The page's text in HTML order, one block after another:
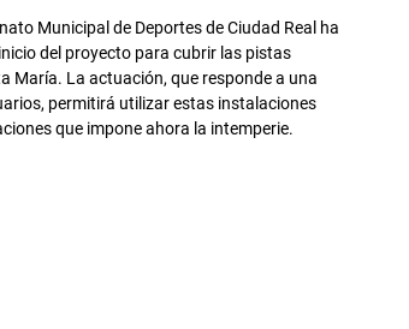
Municipal de Deportes de Ciudad Real ha
del proyecto para cubrir las pistas
María. La actuación, que responde a una
permitirá utilizar estas instalaciones
que impone ahora la intemperie.